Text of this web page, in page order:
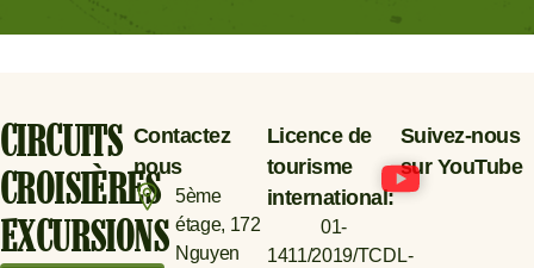
CIRCUITS
CROISIÈRES
EXCURSIONS
Contactez
nous
5ème
étage, 172
Nguyen
Licence de
tourisme
international:
01-
1411/2019/TCDL-
Suivez-nous
sur YouTube